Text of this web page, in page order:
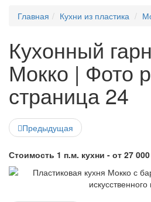
Главная
Кухни из пластика
Кухонный
Мокко | Фото
страница 24
Предыдущая
Стоимость 1 п.м. кухни - от 27